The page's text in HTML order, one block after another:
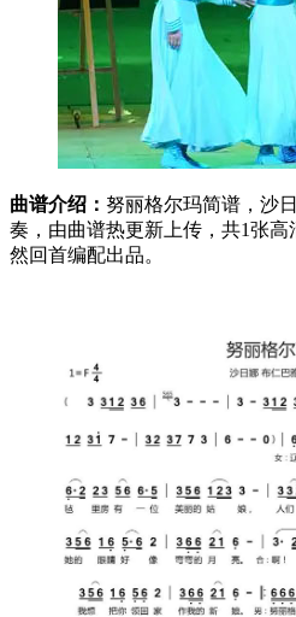
曲谱介绍： 努丽格尔玛简谱，沙
奏，由曲谱热更新上传，共1张
然回首编配出品。